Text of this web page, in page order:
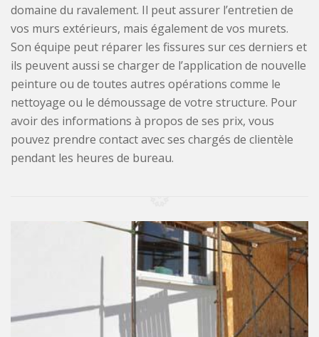
domaine du ravalement. Il peut assurer l’entretien de
vos murs extérieurs, mais également de vos murets.
Son équipe peut réparer les fissures sur ces derniers et
ils peuvent aussi se charger de l’application de nouvelle
peinture ou de toutes autres opérations comme le
nettoyage ou le démoussage de votre structure. Pour
avoir des informations à propos de ses prix, vous
pouvez prendre contact avec ses chargés de clientèle
pendant les heures de bureau.